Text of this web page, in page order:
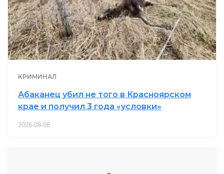
КРИМИНАЛ
Абаканец убил не того в Красноярском
крае и получил 3 года «условки»
2026-08-06